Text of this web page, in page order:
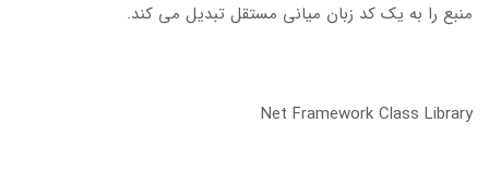
منبع را به یک کد زبان میانی مستقل تبدیل می کند.
Net Framework Class Library